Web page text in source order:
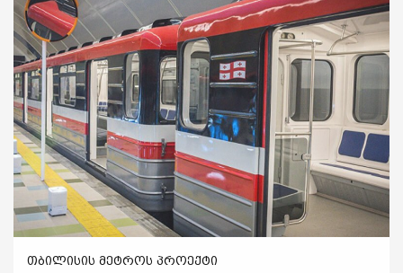
ᲗᲑᲘᲚᲘᲡᲘᲡ ᲛᲔᲢᲠᲝᲡ ᲞᲠᲝᲔᲥᲢᲘ